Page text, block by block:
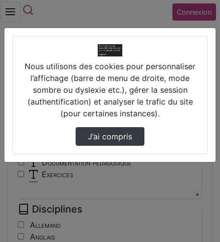
Connexion
Vidéos
Filtres
Types
Autre
Conférence
Documentation pédagogique
Exercices
Travaux d'élèves/étudiants
Tutoriel
Disciplines
Allemand
Anglais
Nous utilisons des cookies pour personnaliser
l’affichage (barre de menu de droite, mode
sombre ou dyslexie etc.), gérer la session
(authentification) et analyser le trafic du site
(pour certaines instances).
J’ai compris